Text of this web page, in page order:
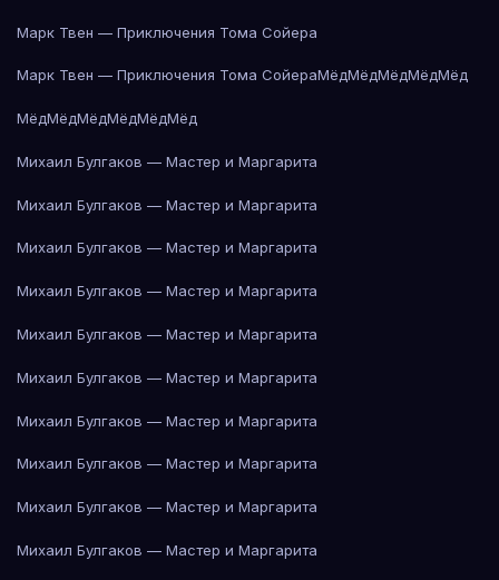
Марк Твен — Приключения Тома Сойера
Марк Твен — Приключения Тома СойераМёдМёдМёдМёдМёд
МёдМёдМёдМёдМёдМёд
Михаил Булгаков — Мастер и Маргарита
Михаил Булгаков — Мастер и Маргарита
Михаил Булгаков — Мастер и Маргарита
Михаил Булгаков — Мастер и Маргарита
Михаил Булгаков — Мастер и Маргарита
Михаил Булгаков — Мастер и Маргарита
Михаил Булгаков — Мастер и Маргарита
Михаил Булгаков — Мастер и Маргарита
Михаил Булгаков — Мастер и Маргарита
Михаил Булгаков — Мастер и Маргарита